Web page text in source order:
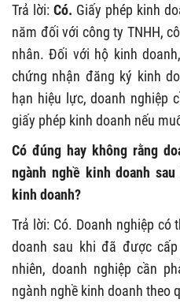
Trả lời: Có. Giấy phép kinh
năm đối với công ty TNHH,
nhân. Đối với hộ kinh
chứng nhận đăng ký kinh
hạn hiệu lực, doanh nghiệp
giấy phép kinh doanh nếu
Có đúng hay không rằng
ngành nghề kinh doanh
kinh doanh?
Trả lời: Có. Doanh nghiệp có
doanh sau khi đã được
nhiên, doanh nghiệp cần
ngành nghề kinh doanh theo